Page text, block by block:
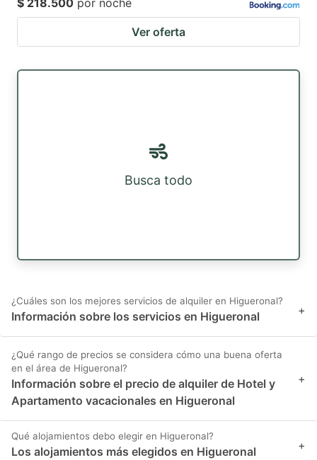
Ver oferta
Busca todo
¿Cuáles son los mejores servicios de alquiler en Higueronal?
Información sobre los servicios en Higueronal +
¿Qué rango de precios se considera cómo una buena oferta
en el área de Higueronal?
Información sobre el precio de alquiler de Hotel y
Apartamento vacacionales en Higueronal
+
Qué alojamientos debo elegir en Higueronal?
Los alojamientos más elegidos en Higueronal +